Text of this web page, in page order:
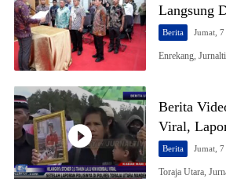
Langsung
Berita Jumat,
Enrekang,
Berita
Viral,
Berita Jumat,
Toraja Utara,